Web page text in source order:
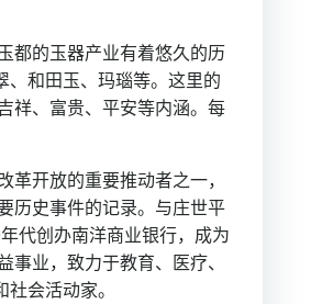
都的玉器产业有着悠久的历
、和田玉、玛瑙等。这里的
祥、富贵、平安等内涵。每
开放的重要推动者之一，
历史事件的记录。与庄世平
代创办南洋商业银行，成为
业，致力于教育、医疗、
会活动家。